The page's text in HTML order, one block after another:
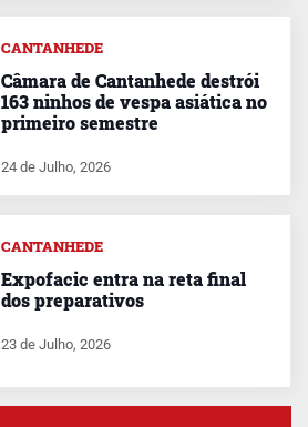
CANTANHEDE
Câmara de Cantanhede destrói
163 ninhos de vespa asiática no
primeiro semestre
24 de Julho, 2026
CANTANHEDE
Expofacic entra na reta final
dos preparativos
23 de Julho, 2026